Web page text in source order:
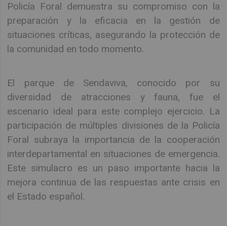
Policía Foral demuestra su compromiso con la
preparación y la eficacia en la gestión de
situaciones críticas, asegurando la protección de
la comunidad en todo momento.
El parque de Sendaviva, conocido por su
diversidad de atracciones y fauna, fue el
escenario ideal para este complejo ejercicio. La
participación de múltiples divisiones de la Policía
Foral subraya la importancia de la cooperación
interdepartamental en situaciones de emergencia.
Este simulacro es un paso importante hacia la
mejora continua de las respuestas ante crisis en
el Estado español.